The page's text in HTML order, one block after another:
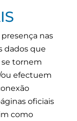
nas
dados que
se tornem
ou efectuem
oficiais
como